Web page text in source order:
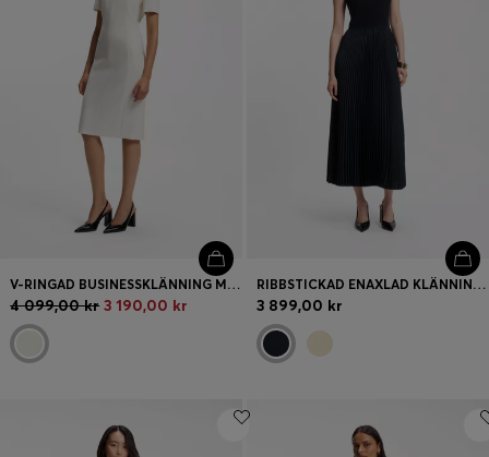
V-RINGAD BUSINESSKLÄNNING MED SÖMDETALJER
4 099,00 kr 3 190,00 kr
RIBBSTICKAD ENAXLAD KLÄNNING MED PLISSERAD KJOL
3 899,00 kr